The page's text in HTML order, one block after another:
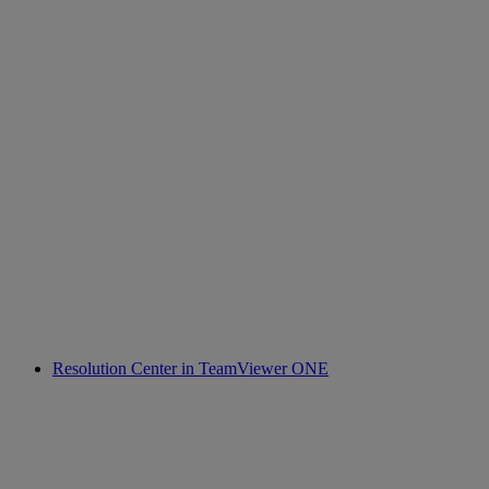
Resolution Center in TeamViewer ONE